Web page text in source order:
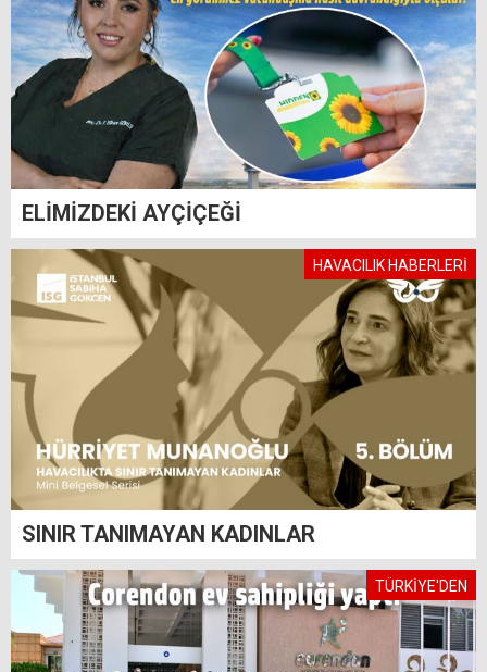
ELİMİZDEKİ AYÇİÇEĞİ
HAVACILIK HABERLERİ
SINIR TANIMAYAN KADINLAR
TÜRKİYE'DEN